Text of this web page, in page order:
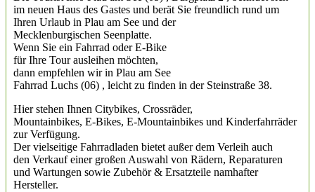
im neuen Haus des Gastes und berät Sie freundlich rund um
Ihren Urlaub in Plau am See und der
Mecklenburgischen Seenplatte.
Wenn Sie ein Fahrrad oder E-Bike
für Ihre Tour ausleihen möchten,
dann empfehlen wir in Plau am See
Fahrrad Luchs (06) , leicht zu finden in der Steinstraße 38.
Hier stehen Ihnen Citybikes, Crossräder,
Mountainbikes, E-Bikes, E-Mountainbikes und Kinderfahrräder
zur Verfügung.
Der vielseitige Fahrradladen bietet außer dem Verleih auch
den Verkauf einer großen Auswahl von Rädern, Reparaturen
und Wartungen sowie Zubehör & Ersatzteile namhafter
Hersteller.